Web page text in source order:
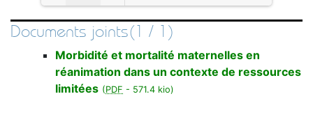
Loading PDF 100% ...
Documents joints(1 / 1)
Morbidité et mortalité maternelles en
réanimation dans un contexte de ressources
limitées (PDF - 571.4 kio)